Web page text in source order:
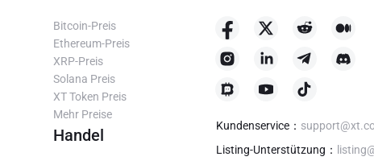
Bitcoin-Preis
Ethereum-Preis
XRP-Preis
Solana Preis
XT Token Preis
Mehr Preise
Handel Kundenservice ：
Listing-Unterstützung ：